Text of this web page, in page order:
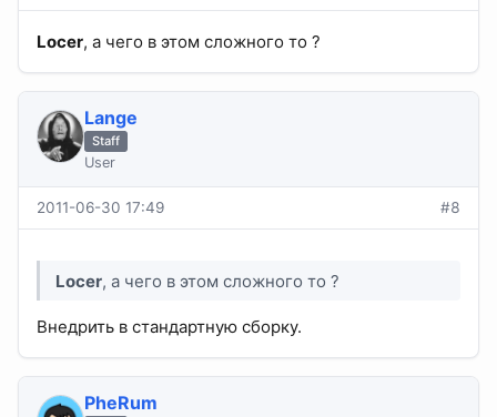
Locer, а чего в этом сложного то ?
Lange
Staff
User
2011-06-30 17:49 #8
Locer, а чего в этом сложного то ?
Внедрить в стандартную сборку.
PheRum